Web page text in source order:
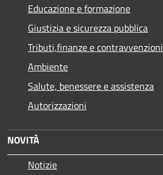
Educazione e formazione
Giustizia e sicurezza pubblica
Tributi,finanze e contravvenzioni
Ambiente
Salute, benessere e assistenza
Autorizzazioni
NOVITÀ
Notizie